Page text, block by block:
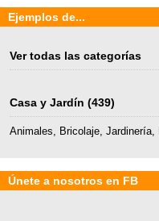
Ejemplos de...
Ver todas las categorías
Casa y Jardín (439)
Animales, Bricolaje, Jardinería,
Únete a nosotros en FB